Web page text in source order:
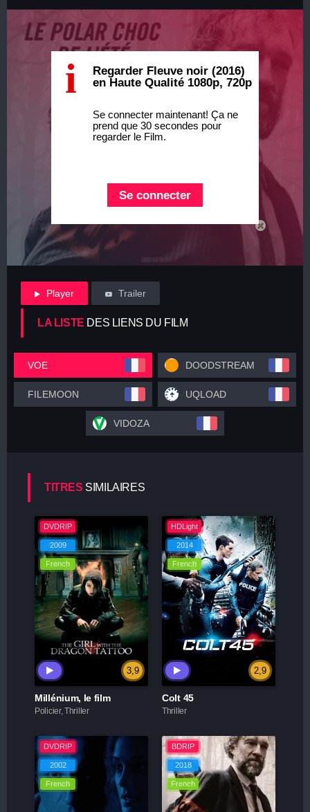
i
Regarder Fleuve noir (2016)
en Haute Qualité 1080p, 720p
Se connecter maintenant! Ça ne
prend que 30 secondes pour
regarder le Film.
Se connecter
Player Trailer
LA LISTE DES LIENS DU FILM
VOE DOODSTREAM
FILEMOON UQLOAD
VIDOZA
TITRES SIMILAIRES
DVDRIP
2009
French
3,9
Millénium, le film
Policier, Thriller
HDLight
2014
French
2,9
Colt 45
Thriller
DVDRIP
2002
French
BDRIP
2018
French